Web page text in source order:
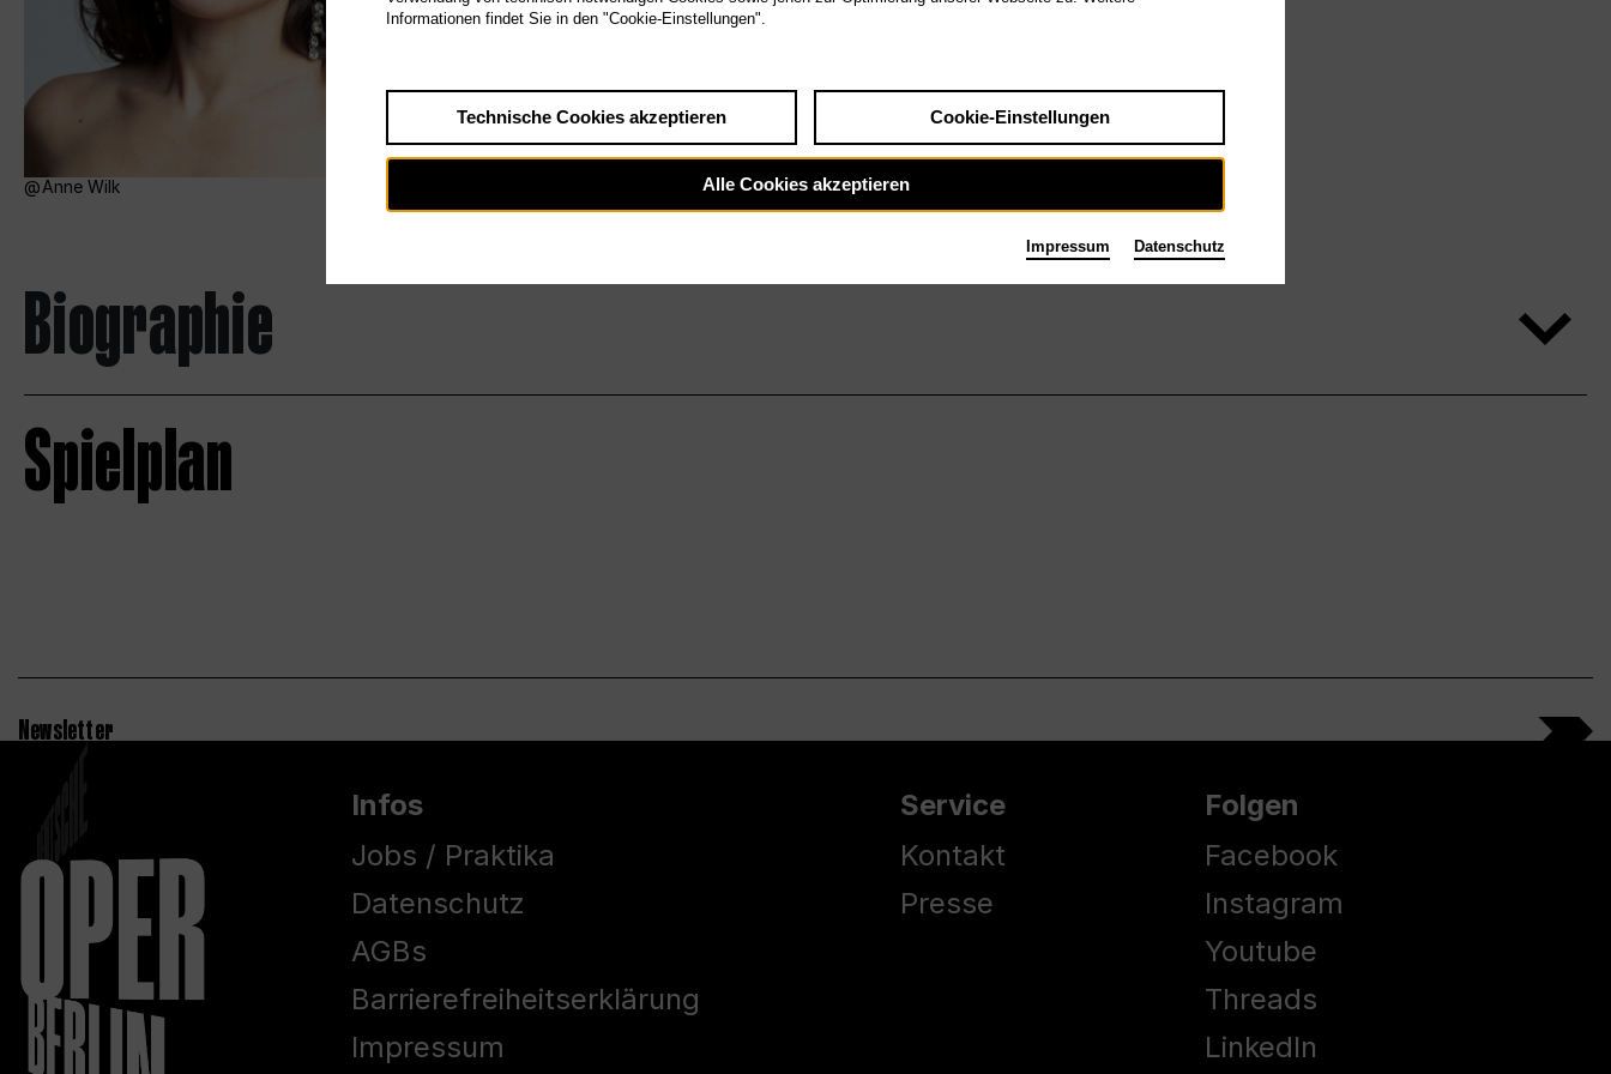
Anne Wilk
Biographie
Spielplan
Newsletter
Infos
Jobs / Praktika
Datenschutz
AGBs
Barrierefreiheitserklärung
Impressum
Service
Kontakt
Presse
Folgen
Facebook
Instagram
Youtube
Threads
LinkedIn
Informationen findet Sie in den "Cookie-Einstellungen".
Technische Cookies akzeptieren Cookie-Einstellungen
Alle Cookies akzeptieren
Impressum Datenschutz